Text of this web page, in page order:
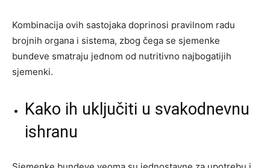
Kombinacija ovih sastojaka doprinosi pravilnom radu
brojnih organa i sistema, zbog čega se sjemenke
bundeve smatraju jednom od nutritivno najbogatijih
sjemenki.
Kako ih uključiti u svakodnevnu
ishranu